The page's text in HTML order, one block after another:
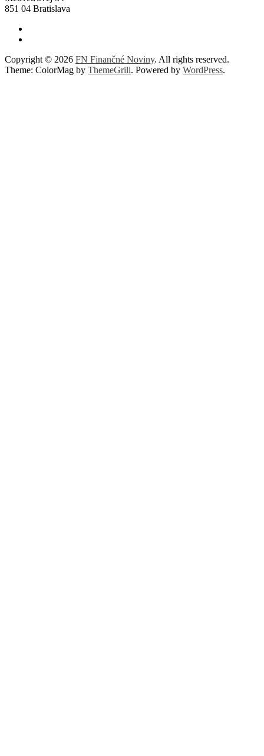
851 04 Bratislava
Copyright © 2026 FN Finančné Noviny. All rights reserved.
Theme: ColorMag by ThemeGrill. Powered by WordPress.